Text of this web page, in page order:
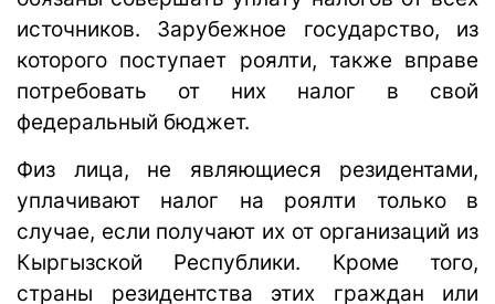
источников. Зарубежное государство, из
которого поступает роялти, также вправе
потребовать от них налог в свой
федеральный бюджет.
Физ лица, не являющиеся резидентами,
уплачивают налог на роялти только в
случае, если получают их от организаций из
Кыргызской Республики. Кроме того,
страны резидентства этих граждан или